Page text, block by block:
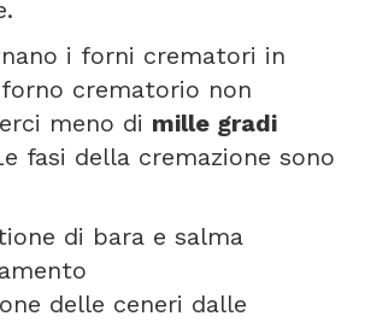
i forni crematori in
crematorio non
meno di mille gradi
fasi della cremazione sono
di bara e salma
delle ceneri dalle